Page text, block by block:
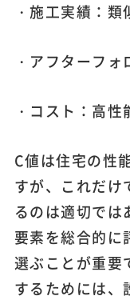
・施工実績：類
・アフターフォ
・コスト：高性
C値は住宅の性
すが、これだけ
るのは適切では
要素を総合的に
選ぶことが重要
するためには、